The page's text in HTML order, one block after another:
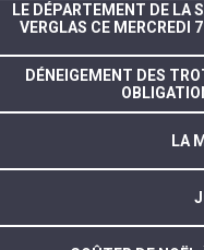
LE DÉPARTEMENT DE LA
VERGLAS CE MERCREDI
DÉNEIGEMENT DES
LA